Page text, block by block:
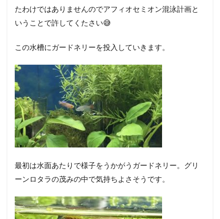
たわけではありませんのでアフィオセミオン混泳計画と
いうことで許してくたさい😅
この水槽にガードネリーを投入していきます。
最初は水面あたりで様子をうかがうガードネリー。 グリ
ーンロタラの茂みの中で気持ちよさそうです。